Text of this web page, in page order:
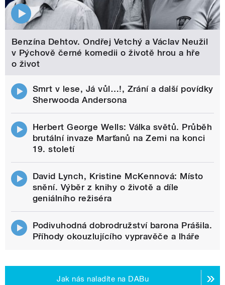
Benzína Dehtov. Ondřej Vetchý a Václav Neužil
v Pýchově černé komedii o životě hrou a hře
o život
Smrt v lese, Já vůl…!, Zrání a další povídky
Sherwooda Andersona
Herbert George Wells: Válka světů. Průběh
brutální invaze Marťanů na Zemi na konci
19. století
David Lynch, Kristine McKennová: Místo
snění. Výběr z knihy o životě a díle
geniálního režiséra
Podivuhodná dobrodružství barona Prášila.
Příhody okouzlujícího vypravěče a lháře
Jak nás naladíte na DABu